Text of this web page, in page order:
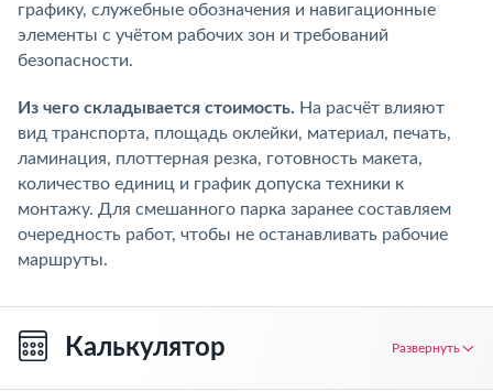
графику, служебные обозначения и навигационные
элементы с учётом рабочих зон и требований
безопасности.
Из чего складывается стоимость. На расчёт влияют
вид транспорта, площадь оклейки, материал, печать,
ламинация, плоттерная резка, готовность макета,
количество единиц и график допуска техники к
монтажу. Для смешанного парка заранее составляем
очередность работ, чтобы не останавливать рабочие
маршруты.
Калькулятор Развернуть